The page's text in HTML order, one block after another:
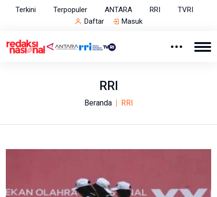
Terkini Terpopuler ANTARA RRI
TVRI
Daftar
Masuk
RRI
Beranda RRI